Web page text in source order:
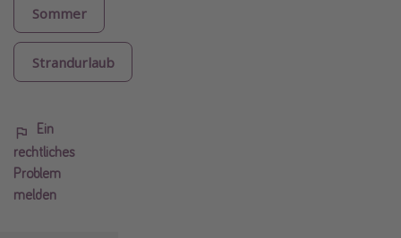
Sommer
Strandurlaub
Ein
rechtliches
Problem
melden